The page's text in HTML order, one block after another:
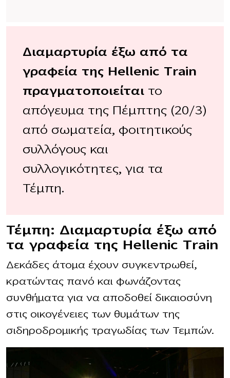
Διαμαρτυρία έξω από τα
γραφεία της Hellenic Train
πραγματοποιείται το
απόγευμα της Πέμπτης (20/3)
από σωματεία, φοιτητικούς
συλλόγους και
συλλογικότητες, για τα
Τέμπη.
Τέμπη: Διαμαρτυρία έξω από
τα γραφεία της Hellenic Train
Δεκάδες άτομα έχουν συγκεντρωθεί,
κρατώντας πανό και φωνάζοντας
συνθήματα για να αποδοθεί δικαιοσύνη
στις οικογένειες των θυμάτων της
σιδηροδρομικής τραγωδίας των Τεμπών.